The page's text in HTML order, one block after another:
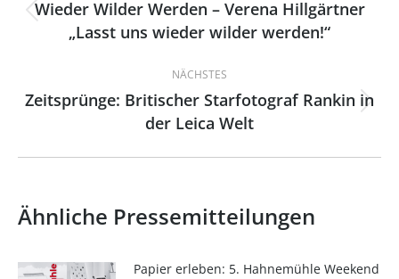
Vorheriger
Beitrag:
Wieder Wilder Werden – Verena Hillgärtner
„Lasst uns wieder wilder werden!“
NÄCHSTES
Nächster
Beitrag:
Zeitsprünge: Britischer Starfotograf Rankin in
der Leica Welt
Ähnliche Pressemitteilungen
Papier erleben: 5. Hahnemühle Weekend